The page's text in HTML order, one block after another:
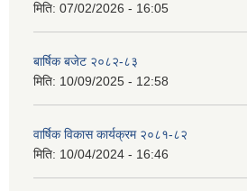
मिति: 07/02/2026 - 16:05
बार्षिक बजेट २०८२-८३
मिति: 10/09/2025 - 12:58
वार्षिक विकास कार्यक्रम २०८१-८२
मिति: 10/04/2024 - 16:46